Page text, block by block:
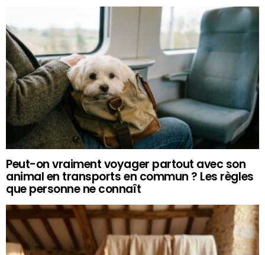
Peut-on vraiment voyager partout avec son
animal en transports en commun ? Les règles
que personne ne connaît